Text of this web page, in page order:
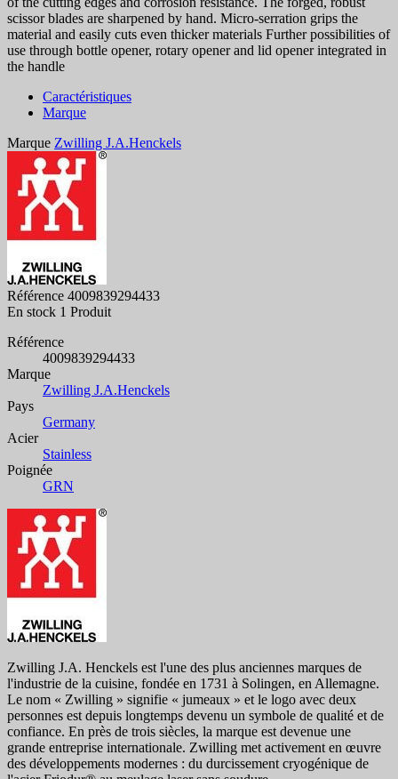
scissor blades are sharpened by hand. Micro-serration grips the
material and easily cuts even thicker materials Further possibilities of
use through bottle opener, rotary opener and lid opener integrated in
the handle
Caractéristiques
Marque
Marque Zwilling J.A.Henckels
Référence 4009839294433
En stock 1 Produit
Référence
4009839294433
Marque
Zwilling J.A.Henckels
Pays
Germany
Acier
Stainless
Poignée
GRN
Zwilling J.A. Henckels est l'une des plus anciennes marques de
l'industrie de la cuisine, fondée en 1731 à Solingen, en Allemagne.
Le nom « Zwilling » signifie « jumeaux » et le logo avec deux
personnes est depuis longtemps devenu un symbole de qualité et de
confiance. En près de trois siècles, la marque est devenue une
grande entreprise internationale. Zwilling met activement en œuvre
des développements modernes : du durcissement cryogénique de